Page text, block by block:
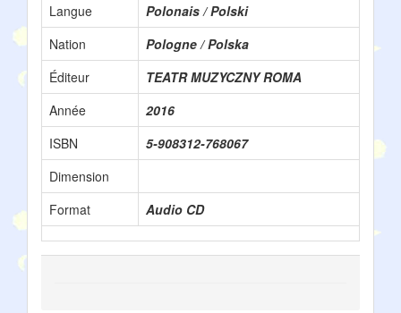
Langue
Polonais / Polski
Nation
Pologne / Polska
Éditeur
TEATR MUZYCZNY ROMA
Année
2016
ISBN
5-908312-768067
Dimension
Format
Audio CD